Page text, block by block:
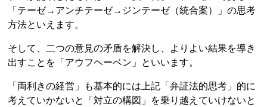
「テーゼ→アンチテーゼ→ジンテーゼ（統合案）」の思考
方法といえます。
そして、二つの意見の矛盾を解決し、よりよい結果を導き
出すことを「アウフヘーベン」といいます。
「両利きの経営」も基本的には上記「弁証法的思考」的に
考えていかないと「対立の構図」を乗り越えていけないと